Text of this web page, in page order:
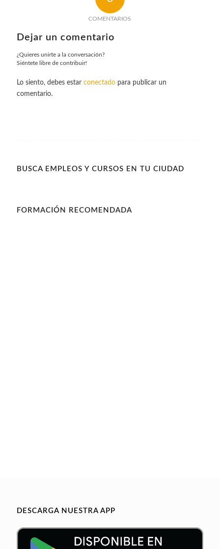
COMENTARIOS
Dejar un comentario
¿Quieres unirte a la conversación?
Siéntete libre de contribuir!
Lo siento, debes estar conectadopara publicar un
comentario.
BUSCA EMPLEOS Y CURSOS EN TU CIUDAD
FORMACIÓN RECOMENDADA
DESCARGA NUESTRA APP